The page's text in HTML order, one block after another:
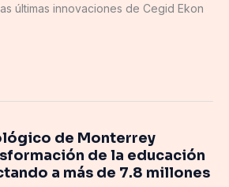
últimas innovaciones de Cegid Ekon
de Monterrey
de la educación
a más de 7.8 millones